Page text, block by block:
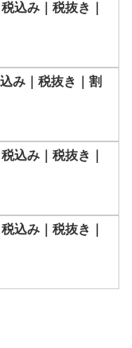
込み｜税抜き｜
み｜税抜き｜割
込み｜税抜き｜
込み｜税抜き｜